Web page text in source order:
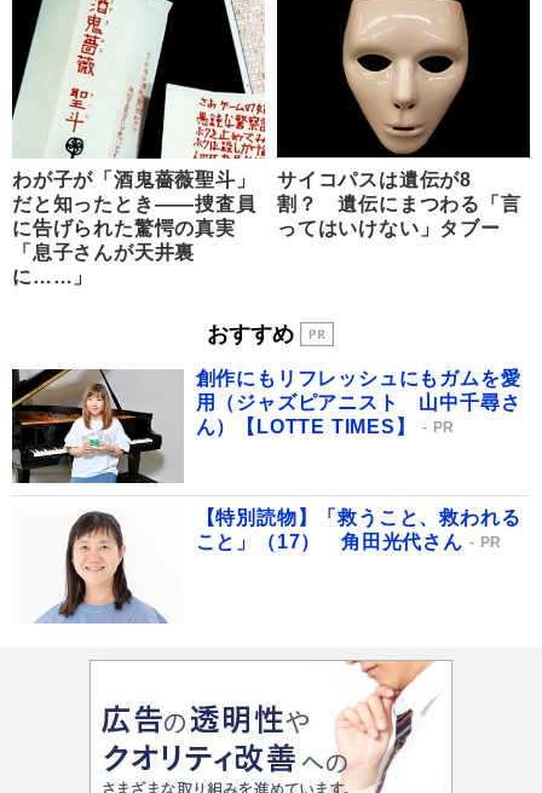
わが子が「酒鬼薔薇聖斗」
だと知ったとき――捜査員
に告げられた驚愕の真実
「息子さんが天井裏
に……」
サイコパスは遺伝が8
割？ 遺伝にまつわる「言
ってはいけない」タブー
おすすめ
創作にもリフレッシュにもガムを愛
用（ジャズピアニスト 山中千尋さ
ん）【LOTTE TIMES】
PR
【特別読物】「救うこと、救われる
こと」（17） 角田光代さん
PR